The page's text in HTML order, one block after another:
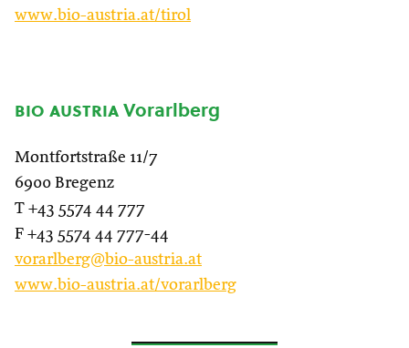
www.bio-austria.at/tirol
bio austriaVorarlberg
Montfortstraße 11/7
6900 Bregenz
T +43 5574 44 777
F +43 5574 44 777-44
vorarlberg@bio-austria.at
www.bio-austria.at/vorarlberg